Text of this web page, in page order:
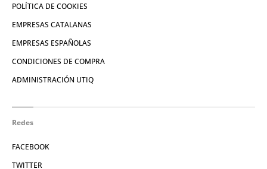
POLÍTICA DE COOKIES
EMPRESAS CATALANAS
EMPRESAS ESPAÑOLAS
CONDICIONES DE COMPRA
ADMINISTRACIÓN UTIQ
Redes
FACEBOOK
TWITTER